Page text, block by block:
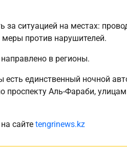
за ситуацией на местах:
меры против нарушителей.
в регионы.
единственный ночной
проспекту Аль-Фараби,
сайте tengrinews.kz